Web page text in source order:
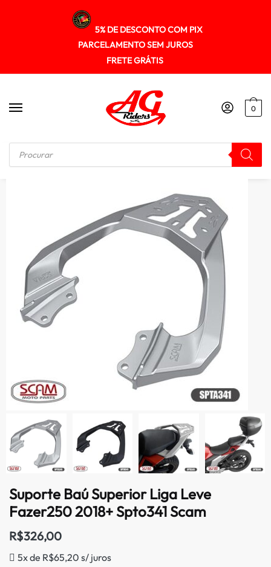
5% DE DESCONTO COM PIX
PARCELAMENTO SEM JUROS
FRETE GRÁTIS
0
Início / SUPORTE DE BAU Suporte Baú Superior Liga Leve Fazer250 2018+ Spto341 Scam
Suporte Baú Superior Liga Leve
Fazer250 2018+ Spto341 Scam
R$326,00
5x de R$65,20 s/ juros